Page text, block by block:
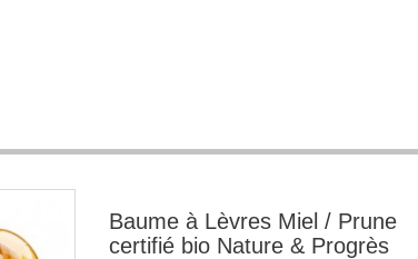
Baume à Lèvres Miel / Prune
certifié bio Nature & Progrès